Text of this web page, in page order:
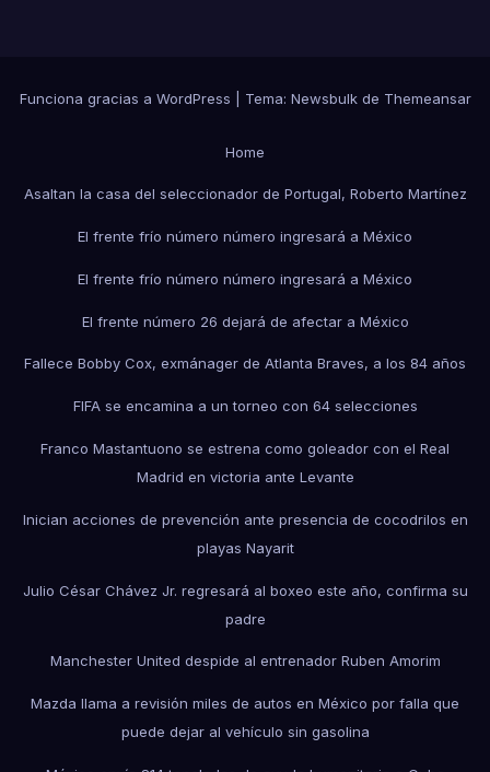
Funciona gracias a WordPress Tema: Newsbulkde Themeansar
Home
Asaltan la casa del seleccionador de Portugal, Roberto Martínez
El frente frío número número ingresará a México
El frente frío número número ingresará a México
El frente número 26 dejará de afectar a México
Fallece Bobby Cox, exmánager de Atlanta Braves, a los 84 años
FIFA se encamina a un torneo con 64 selecciones
Franco Mastantuono se estrena como goleador con el Real
Madrid en victoria ante Levante
Inician acciones de prevención ante presencia de cocodrilos en
playas Nayarit
Julio César Chávez Jr. regresará al boxeo este año, confirma su
padre
Manchester United despide al entrenador Ruben Amorim
Mazda llama a revisión miles de autos en México por falla que
puede dejar al vehículo sin gasolina